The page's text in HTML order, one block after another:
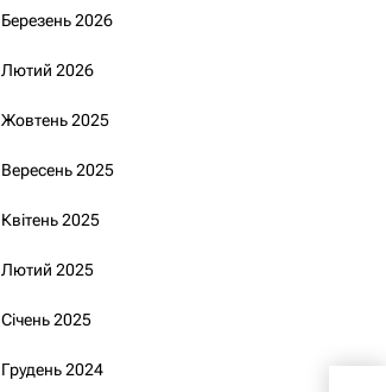
Березень 2026
Лютий 2026
Жовтень 2025
Вересень 2025
Квітень 2025
Лютий 2025
Січень 2025
Грудень 2024